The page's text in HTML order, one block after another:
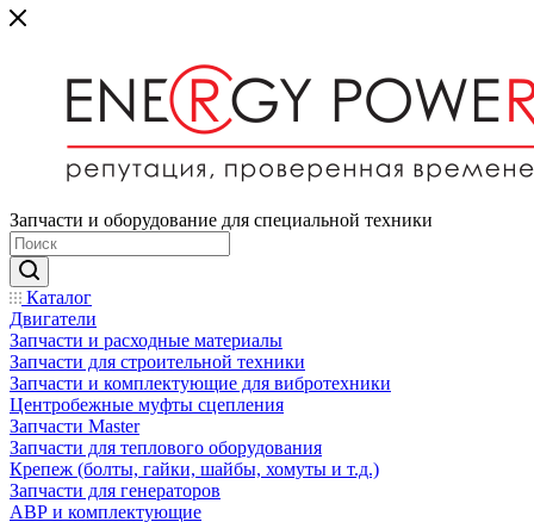
Запчасти и оборудование для специальной техники
Каталог
Двигатели
Запчасти и расходные материалы
Запчасти для строительной техники
Запчасти и комплектующие для вибротехники
Центробежные муфты сцепления
Запчасти Master
Запчасти для теплового оборудования
Крепеж (болты, гайки, шайбы, хомуты и т.д.)
Запчасти для генераторов
АВР и комплектующие